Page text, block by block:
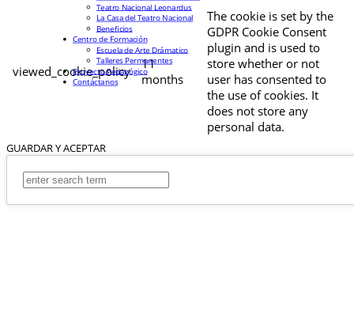
viewed_cookie_policy
11
months
The cookie is set by the
GDPR Cookie Consent
plugin and is used to
store whether or not
user has consented to
the use of cookies. It
does not store any
personal data.
GUARDAR Y ACEPTAR
Teatro Nacional Leonardus
La Casa del Teatro Nacional
Beneficios
Centro de Formación
Escuela de Arte Drámatico
Talleres Permanentes
Proyecto Pedagógico
Contáctanos